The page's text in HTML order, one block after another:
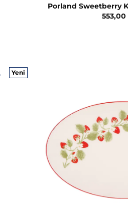
Porland Sweetberry
553,00
Yeni